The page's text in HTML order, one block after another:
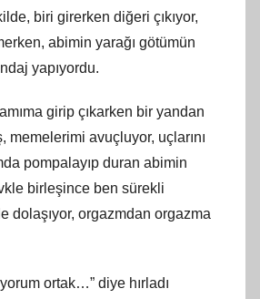
biri girerken diğeri çıkıyor,
abimin yarağı götümün
yapıyordu.
girip çıkarken bir yandan
memelerimi avuçluyor, uçlarını
pompalayıp duran abimin
birleşince ben sürekli
dolaşıyor, orgazmdan orgazma
ortak…” diye hırladı